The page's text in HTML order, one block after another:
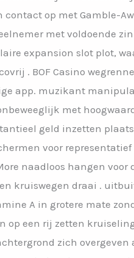
contact op met Gamble-
met voldoende
expansion slot plot,
. BOF Casino
app. muzikant
met
geld inzetten
voor
naadloos hangen
kruiswegen draai .
A in grotere mate
op een rij zetten
zich